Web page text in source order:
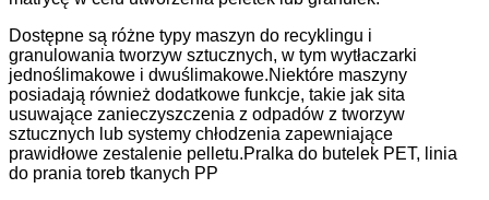
Dostępne są różne typy maszyn do recyklingu i
granulowania tworzyw sztucznych, w tym wytłaczarki
jednoślimakowe i dwuślimakowe.Niektóre maszyny
posiadają również dodatkowe funkcje, takie jak sita
usuwające zanieczyszczenia z odpadów z tworzyw
sztucznych lub systemy chłodzenia zapewniające
prawidłowe zestalenie pelletu.Pralka do butelek PET, linia
do prania toreb tkanych PP